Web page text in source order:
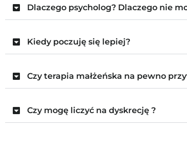
Dlaczego psycholog? Dlaczego nie
Kiedy poczuję się lepiej?
Czy terapia małżeńska na pewno
Czy mogę liczyć na dyskrecję ?